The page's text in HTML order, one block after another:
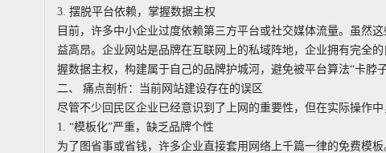
3. 摆脱平台依赖，掌握数据主权
目前，许多中小企业过度依赖第三方平台或社交媒体流量。虽然
益高昂。企业网站是品牌在互联网上的私域阵地，企业拥有完全
握数据主权，构建属于自己的品牌护城河，避免被平台算法“卡脖子
二、 痛点剖析：当前网站建设存在的误区
尽管不少回民区企业已经意识到了上网的重要性，但在实际操作中
1. “模板化”严重，缺乏品牌个性
为了图省事或省钱，许多企业直接套用网络上千篇一律的免费模